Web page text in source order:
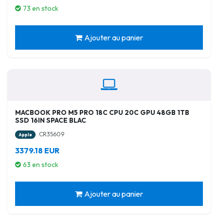
73 en stock
Ajouter au panier
MACBOOK PRO M5 PRO 18C CPU 20C GPU 48GB 1TB
SSD 16IN SPACE BLAC
Apple CR35609
3379.18 EUR
63 en stock
Ajouter au panier